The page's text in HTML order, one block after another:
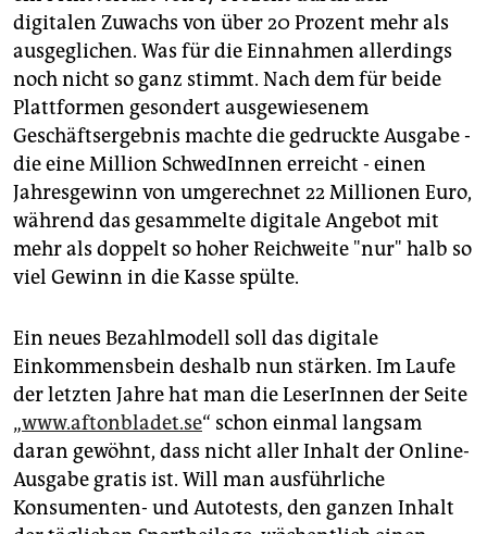
digitalen Zuwachs von über 20 Prozent mehr als
ausgeglichen. Was für die Einnahmen allerdings
noch nicht so ganz stimmt. Nach dem für beide
Plattformen gesondert ausgewiesenem
Geschäftsergebnis machte die gedruckte Ausgabe -
die eine Million SchwedInnen erreicht - einen
Jahresgewinn von umgerechnet 22 Millionen Euro,
während das gesammelte digitale Angebot mit
mehr als doppelt so hoher Reichweite "nur" halb so
viel Gewinn in die Kasse spülte.
Ein neues Bezahlmodell soll das digitale
Einkommensbein deshalb nun stärken. Im Laufe
der letzten Jahre hat man die LeserInnen der Seite
„www.aftonbladet.se“ schon einmal langsam
daran gewöhnt, dass nicht aller Inhalt der Online-
Ausgabe gratis ist. Will man ausführliche
Konsumenten- und Autotests, den ganzen Inhalt